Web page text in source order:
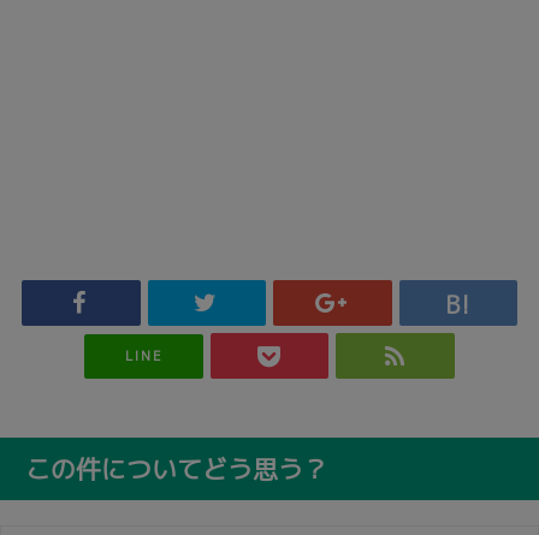
LINE
この件についてどう思う？